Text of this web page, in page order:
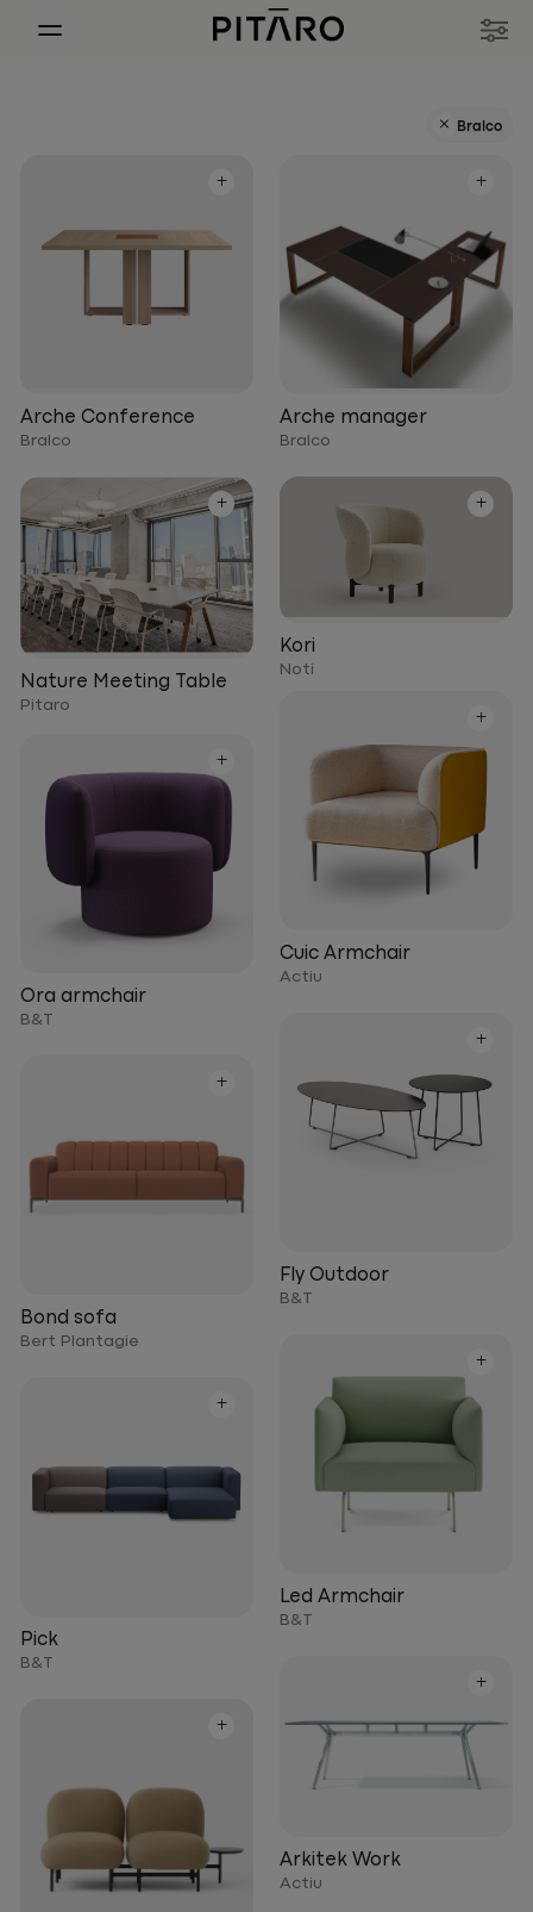
Bralco
+
+
Arche manager
Bralco
+
Arche Conference
Bralco
+
Kori
Noti
+
Nature Meeting Table
Pitaro +
Cuic Armchair
Actiu
+
Ora armchair
B&T
+
Fly Outdoor
B&T
+
Bond sofa
Bert Plantagie
+
Led Armchair
B&T
+
Pick
B&T
+
Arkitek Work
Actiu
+